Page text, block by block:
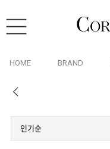
HOME BRAND
인기순